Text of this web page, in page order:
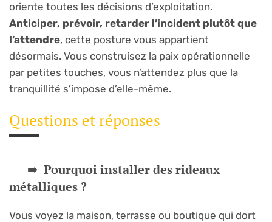
oriente toutes les décisions d’exploitation.
Anticiper, prévoir, retarder l’incident plutôt que
l’attendre, cette posture vous appartient
désormais. Vous construisez la paix opérationnelle
par petites touches, vous n’attendez plus que la
tranquillité s’impose d’elle-même.
Questions et réponses
Pourquoi installer des rideaux
métalliques ?
Vous voyez la maison, terrasse ou boutique qui dort